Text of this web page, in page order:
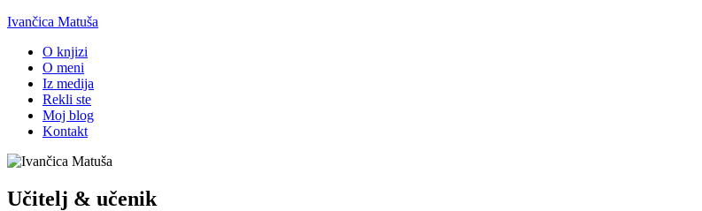
Ivančica Matuša
O knjizi
O meni
Iz medija
Rekli ste
Moj blog
Kontakt
Učitelj & učenik